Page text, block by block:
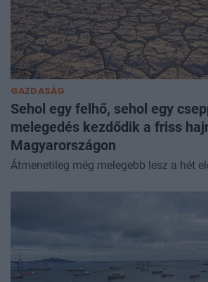
GAZDASÁG
Sehol egy felhő, sehol egy
melegedés kezdődik a friss
Magyarországon
Átmenetileg még melegebb lesz a hét